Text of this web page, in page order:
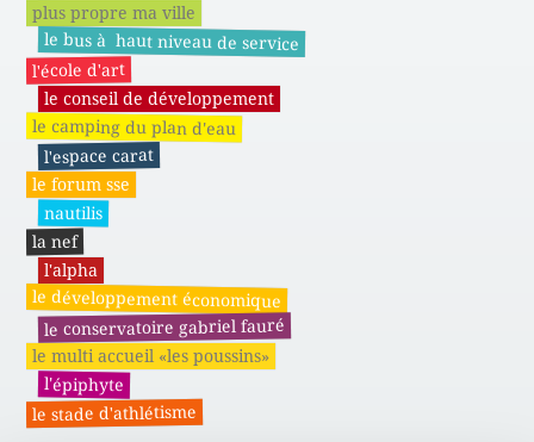
plus propre ma ville
le bus à haut niveau de service
l'école d'art
le conseil de développement
le camping du plan d'eau
l'espace carat
le forum sse
nautilis
la nef
l'alpha
le développement économique
le conservatoire gabriel fauré
le multi accueil «les poussins»
l'épiphyte
le stade d'athlétisme